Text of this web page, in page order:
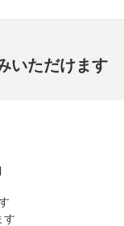
いただけます
す